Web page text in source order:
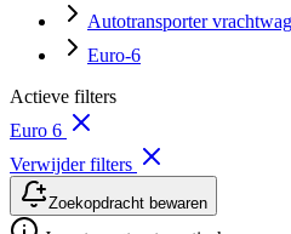
Autotransporter
Euro-6
Actieve filters
Euro 6
Verwijder filters
Zoekopdracht bewaren